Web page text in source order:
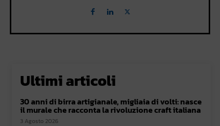
Ultimi articoli
30 anni di birra artigianale, migliaia di volti: nasce
il murale che racconta la rivoluzione craft italiana
3 Agosto 2026